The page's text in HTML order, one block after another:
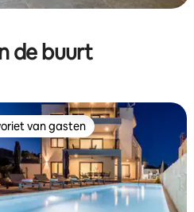
de buurt
van gasten
van gasten